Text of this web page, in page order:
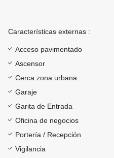
Características externas :
Acceso pavimentado
Ascensor
Cerca zona urbana
Garaje
Garita de Entrada
Oficina de negocios
Portería / Recepción
Vigilancia